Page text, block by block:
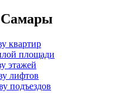
квартир
площади
этажей
лифтов
подъездов